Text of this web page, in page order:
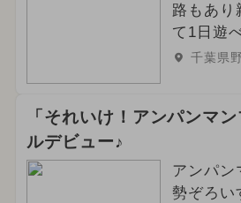
路もあり
て1日遊
千葉県
「それいけ！アンパンマ
ルデビュー♪
アンパン
勢ぞろい